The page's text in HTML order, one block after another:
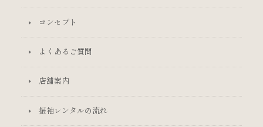
コンセプト
よくあるご質問
店舗案内
振袖レンタルの流れ